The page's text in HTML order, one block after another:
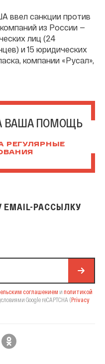
ввел санкции против
из России —
лиц (24
и 15 юридических
компании «Русал»,
ВАША ПОМОЩЬ
РЕГУЛЯРНЫЕ
РАССЫЛКУ
соглашением и политикой
Google reCAPTCHA (Privacy